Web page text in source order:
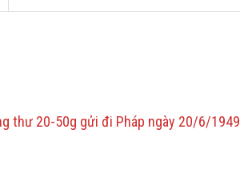
thư 20-50g gửi đi Pháp ngày 20/6/1949